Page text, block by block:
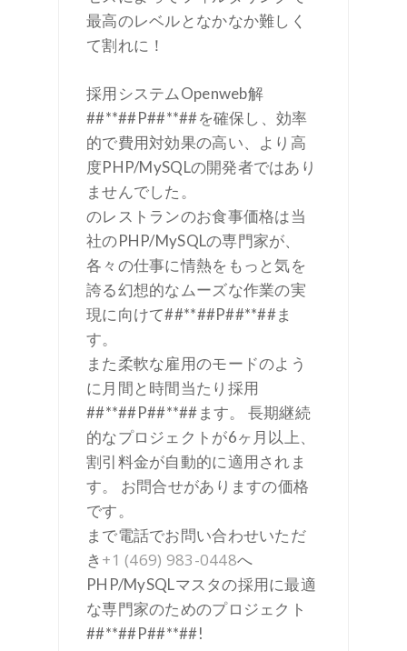
最高のレベルとなかなか難しく
て割れに！
採用システムOpenweb解
##**##P##**##を確保し、効率
的で費用対効果の高い、より高
度PHP/MySQLの開発者ではあり
ませんでした。
のレストランのお食事価格は当
社のPHP/MySQLの専門家が、
各々の仕事に情熱をもっと気を
誇る幻想的なムーズな作業の実
現に向けて##**##P##**##ま
す。
また柔軟な雇用のモードのよう
に月間と時間当たり採用
##**##P##**##ます。 長期継続
的なプロジェクトが6ヶ月以上、
割引料金が自動的に適用されま
す。 お問合せがありますの価格
です。
まで電話でお問い合わせいただ
き+1 (469) 983-0448へ
PHP/MySQLマスタの採用に最適
な専門家のためのプロジェクト
##**##P##**##!